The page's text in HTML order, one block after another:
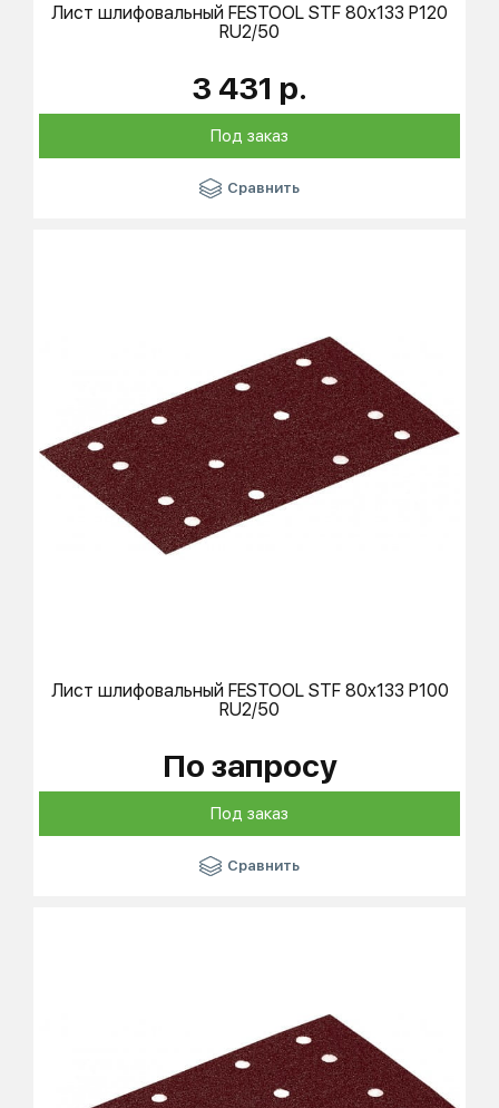
Лист шлифовальный FESTOOL STF 80x133 P120
RU2/50
3 431 р.
Под заказ
Сравнить
Лист шлифовальный FESTOOLSTF 80x133 P100
RU2/50
По запросу
Под заказ
Сравнить